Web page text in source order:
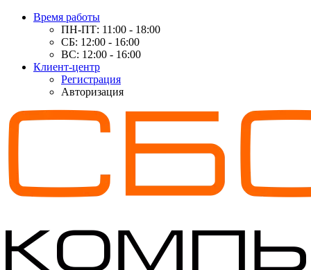
Время работы
ПН-ПТ: 11:00 - 18:00
СБ: 12:00 - 16:00
ВС: 12:00 - 16:00
Клиент-центр
Регистрация
Авторизация